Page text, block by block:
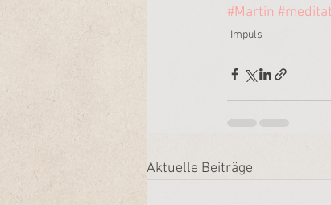
#Martin
Impuls
Aktuelle Beiträge